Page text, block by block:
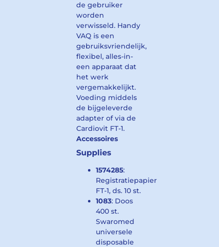
de gebruiker
worden
verwisseld. Handy
VAQ is een
gebruiksvriendelijk,
flexibel, alles-in-
een apparaat dat
het werk
vergemakkelijkt.
Voeding middels
de bijgeleverde
adapter of via de
Cardiovit FT-1.
Accessoires
Supplies
1574285:
Registratiepapier
FT-1, ds. 10 st.
1083: Doos
400 st.
Swaromed
universele
disposable